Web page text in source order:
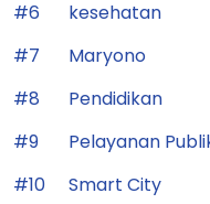
#6
kesehatan
#7
Maryono
#8
Pendidikan
#9
Pelayanan
#10
Smart City